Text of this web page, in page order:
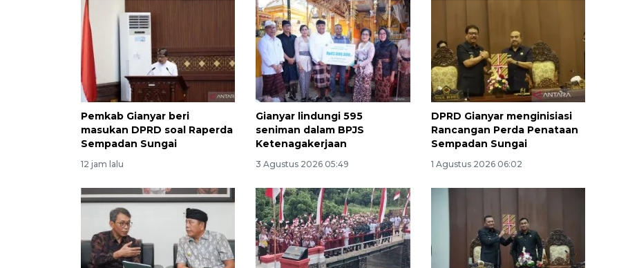
Pemkab Gianyar beri
masukan DPRD soal Raperda
Sempadan Sungai
12 jam lalu
Gianyar lindungi 595
seniman dalam BPJS
Ketenagakerjaan
3 Agustus 2026 05:49
DPRD Gianyar menginisiasi
Rancangan Perda Penataan
Sempadan Sungai
1 Agustus 2026 06:02
Ekspedisi Rupiah Berdaulat
2026 sambangi Papua
2026-08-06 13:15:00